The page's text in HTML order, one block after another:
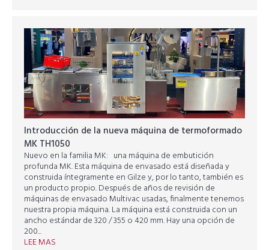
Introducción de la nueva máquina de termoformado
MK TH1050
Nuevo en la familia MK: una máquina de embutición
profunda MK. Esta máquina de envasado está diseñada y
construida íntegramente en Gilze y, por lo tanto, también es
un producto propio. Después de años de revisión de
máquinas de envasado Multivac usadas, finalmente tenemos
nuestra propia máquina. La máquina está construida con un
ancho estándar de 320 / 355 o 420 mm. Hay una opción de
200...
LEE MAS